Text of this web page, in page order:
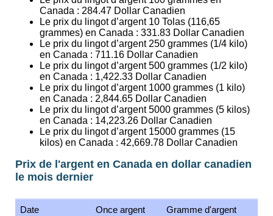
Canada : 284.47 Dollar Canadien
Le prix du lingot d’argent 10 Tolas (116,65
grammes) en Canada : 331.83 Dollar Canadien
Le prix du lingot d’argent 250 grammes (1/4 kilo)
en Canada : 711.16 Dollar Canadien
Le prix du lingot d’argent 500 grammes (1/2 kilo)
en Canada : 1,422.33 Dollar Canadien
Le prix du lingot d’argent 1000 grammes (1 kilo)
en Canada : 2,844.65 Dollar Canadien
Le prix du lingot d’argent 5000 grammes (5 kilos)
en Canada : 14,223.26 Dollar Canadien
Le prix du lingot d’argent 15000 grammes (15
kilos) en Canada : 42,669.78 Dollar Canadien
Prix de l'argent en Canada en dollar canadien
le mois dernier
Date Once argent Gramme d'argent